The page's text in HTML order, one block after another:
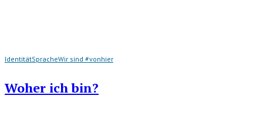
IdentitätSpracheWir sind #vonhier
Woher ich bin?